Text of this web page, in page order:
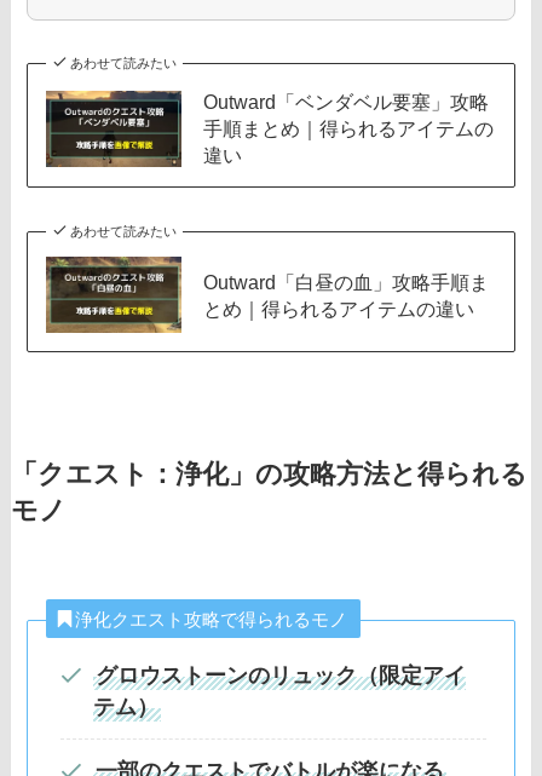
あわせて読みたい
Outward「ベンダベル要塞」攻略
手順まとめ｜得られるアイテムの
違い
あわせて読みたい
Outward「白昼の血」攻略手順ま
とめ｜得られるアイテムの違い
「クエスト：浄化」の攻略方法と得られる
モノ
浄化クエスト攻略で得られるモノ
グロウストーンのリュック（限定アイ
テム）